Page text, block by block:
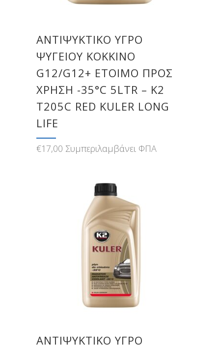
ΑΝΤΙΨΥΚΤΙΚΟ ΥΓΡΟ
ΨΥΓΕΙΟΥ ΚΟΚΚΙΝΟ
G12/G12+ ΕΤΟΙΜΟ ΠΡΟΣ
ΧΡΗΣΗ -35°C 5LTR – Κ2
T205C RED KULER LONG
LIFE
€17,00 Συμπεριλαμβάνει ΦΠΑ
ΑΝΤΙΨΥΚΤΙΚΟ ΥΓΡΟ